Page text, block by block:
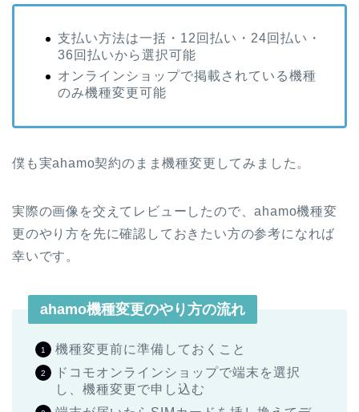
支払い方法は一括・12回払い・24回払い・
36回払いから選択可能
オンラインショップで掲載されている機種
のみ機種変更可能
僕も実ahamo契約のまま機種変更してみました。
実際の画像を交えてレビューしたので、ahamo機種変
更のやり方を先に確認しておきたい方の参考になれば
幸いです。
ahamo機種変更のやり方の流れ
機種変更前に準備しておくこと
ドコモオンラインショップで端末を選択
し、機種変更で申し込む